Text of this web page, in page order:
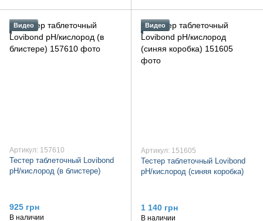
Видео
Артикул: 157610
Тестер таблеточный Lovibond
pH/кислород (в блистере)
925 грн
В наличии
Видео
Артикул: 151605
Тестер таблеточный Lovibond
pH/кислород (синяя коробка)
1 140 грн
В наличии